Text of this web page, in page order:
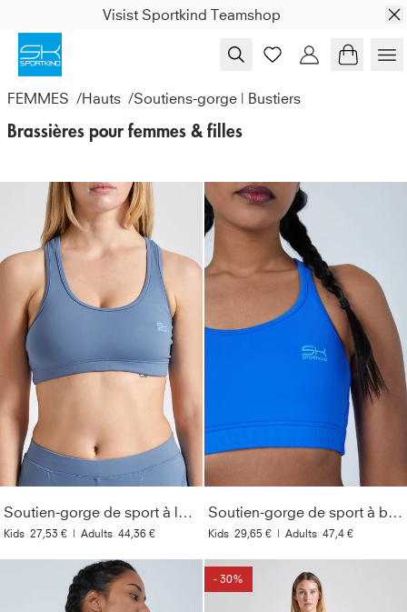
Visist Sportkind Teamshop
FEMMES /Hauts /Soutiens-gorge | Bustiers
Brassières pour femmes & filles
Soutien-gorge de sport à larges bretelles, gris bleu
Kids 27,53 € | Adults 44,36 €
Soutien-gorge de sport à bretelles croisées, bleu cobalt
Kids 29,65 € | Adults 47,4 €
- 30%